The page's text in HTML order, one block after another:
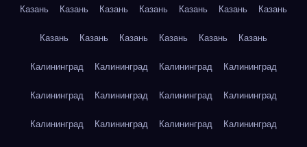
Казань Казань Казань Казань Казань Казань Казань
Казань Казань Казань Казань Казань Казань
Калининград Калининград Калининград Калининград
Калининград Калининград Калининград Калининград
Калининград Калининград Калининград Калининград